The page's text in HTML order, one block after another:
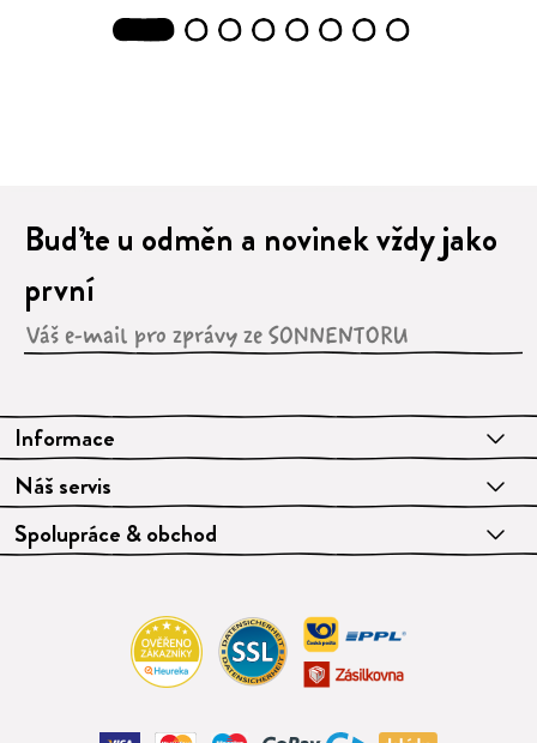
2 3 4 5 6 7 8
Informace
Náš servis
Spolupráce & obchod
Buďte u odměn a novinek vždy jako
první